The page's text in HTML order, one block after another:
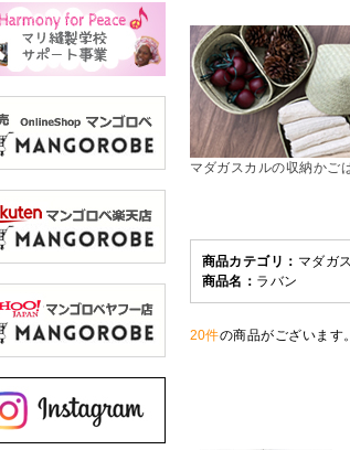
マダガスカルの収納かご
商品カテゴリ： マダガ
商品名： ラバン
20件の商品がございます。